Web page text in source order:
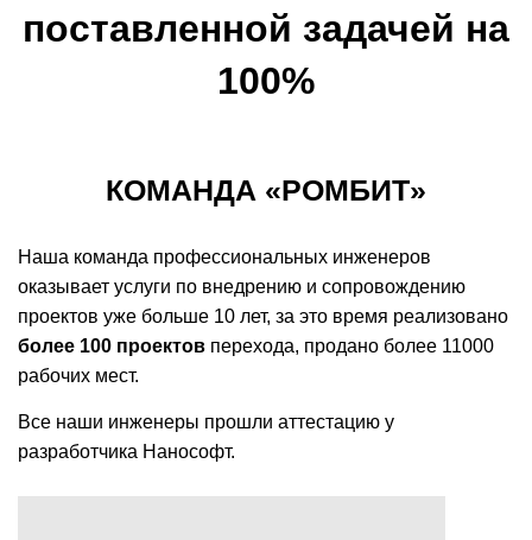
поставленной задачей на
100%
КОМАНДА «РОМБИТ»
Наша команда профессиональных инженеров
оказывает услуги по внедрению и сопровождению
проектов уже больше 10 лет, за это время реализовано
более 100 проектов перехода, продано более 11000
рабочих мест.
Все наши инженеры прошли аттестацию у
разработчика Нанософт.